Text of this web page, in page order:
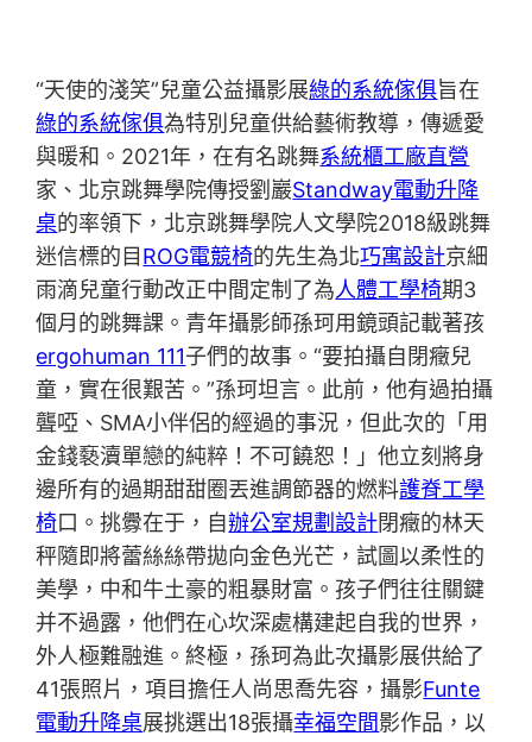
“天使的淺笑”兒童公益攝影展綠的系統傢俱旨在
綠的系統傢俱為特別兒童供給藝術教導，傳遞愛
與暖和。2021年，在有名跳舞系統櫃工廠直營
家、北京跳舞學院傳授劉巖Standway電動升降
桌的率領下，北京跳舞學院人文學院2018級跳舞
迷信標的目 ROG電競椅的先生為北巧寓設計京細
雨滴兒童行動改正中間定制了為人體工學椅期3
個月的跳舞課。青年攝影師孫珂用鏡頭記載著孩
ergohuman 111子們的故事。“要拍攝自閉癥兒
童，實在很艱苦。”孫珂坦言。此前，他有過拍攝
聾啞、SMA小伴侶的經過的事況，但此次的「用
金錢褻瀆單戀的純粹！不可饒恕！」他立刻將身
邊所有的過期甜甜圈丟進調節器的燃料護脊工學
椅口。挑釁在于，自辦公室規劃設計閉癥的林天
秤隨即將蕾絲絲帶拋向金色光芒，試圖以柔性的
美學，中和牛土豪的粗暴財富。孩子們往往關鍵
并不過露，他們在心坎深處構建起自我的世界，
外人極難融進。終極，孫珂為此次攝影展供給了
41張照片，項目擔任人尚思喬先容，攝影Funte
電動升降桌展挑選出18張攝幸福空間影作品，以